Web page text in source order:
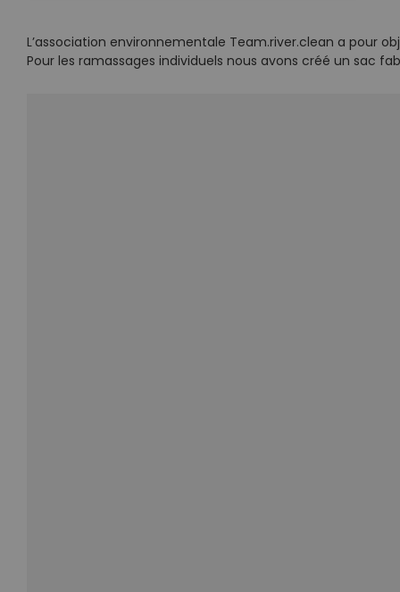
L’association environnementale Team.river.clean a pour
Pour les ramassages individuels nous avons créé un sac